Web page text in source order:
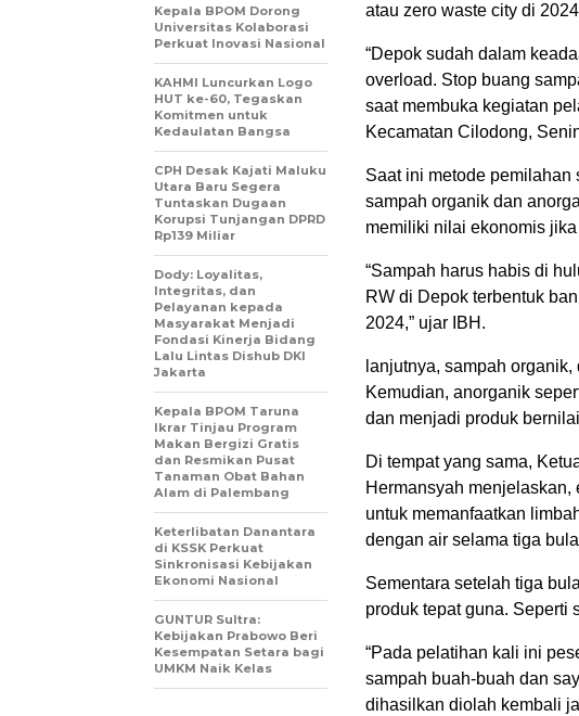
atau zero waste city di
“Depok sudah dalam
overload. Stop buang
saat membuka kegiatan
Kecamatan Cilodong,
Saat ini metode pemilahan
sampah organik dan
memiliki nilai ekonomis
“Sampah harus habis di
RW di Depok terbentuk
2024,” ujar IBH.
lanjutnya, sampah
Kemudian, anorganik
dan menjadi produk
Di tempat yang sama,
Hermansyah
untuk memanfaatkan
dengan air selama tiga
Sementara setelah tiga
produk tepat guna. Seperti
“Pada pelatihan kali ini
sampah buah-buah dan
dihasilkan diolah kembali
Kepala BPOM Dorong
Universitas Kolaborasi
Perkuat Inovasi Nasional
KAHMI Luncurkan Logo
HUT ke-60, Tegaskan
Komitmen untuk
Kedaulatan Bangsa
CPH Desak Kajati Maluku
Utara Baru Segera
Tuntaskan Dugaan
Korupsi Tunjangan DPRD
Rp139 Miliar
Dody: Loyalitas,
Integritas, dan
Pelayanan kepada
Masyarakat Menjadi
Fondasi Kinerja Bidang
Lalu Lintas Dishub DKI
Jakarta
Kepala BPOM Taruna
Ikrar Tinjau Program
Makan Bergizi Gratis
dan Resmikan Pusat
Tanaman Obat Bahan
Alam di Palembang
Keterlibatan Danantara
di KSSK Perkuat
Sinkronisasi Kebijakan
Ekonomi Nasional
GUNTUR Sultra:
Kebijakan Prabowo Beri
Kesempatan Setara bagi
UMKM Naik Kelas